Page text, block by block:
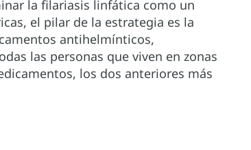
la filariasis linfática como un
el pilar de la estrategia es la
antihelmínticos,
las personas que viven en zonas
los dos anteriores más